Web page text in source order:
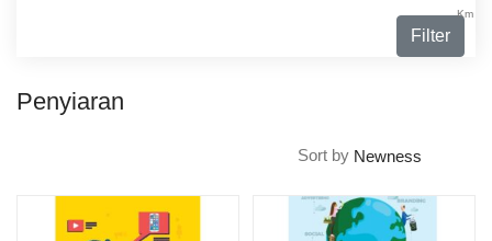
Km
Filter
Penyiaran
Sort by